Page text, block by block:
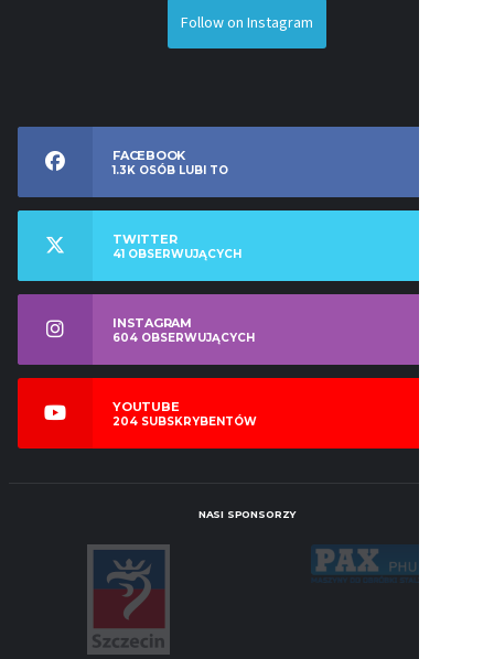
Follow on Instagram
FACEBOOK
1.3K OSÓB LUBI TO
TWITTER
41 OBSERWUJĄCYCH
INSTAGRAM
604 OBSERWUJĄCYCH
YOUTUBE
204 SUBSKRYBENTÓW
NASI SPONSORZY